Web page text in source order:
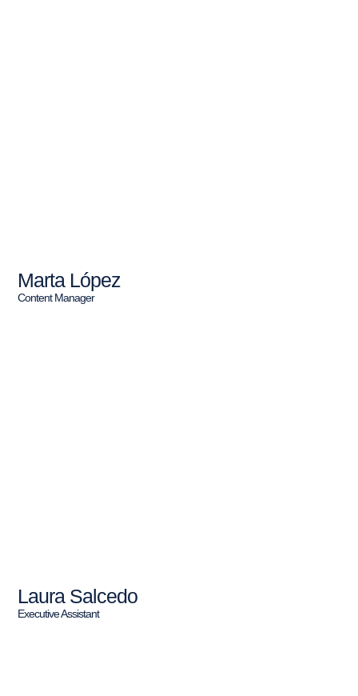
Marta López
Content Manager
Laura Salcedo
Executive Assistant